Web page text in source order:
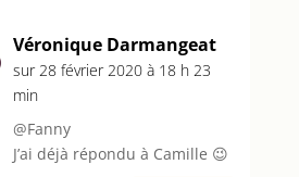
Véronique Darmangeat
sur 28 février 2020 à 18 h 23
min
@Fanny
J’ai déjà répondu à Camille 😉